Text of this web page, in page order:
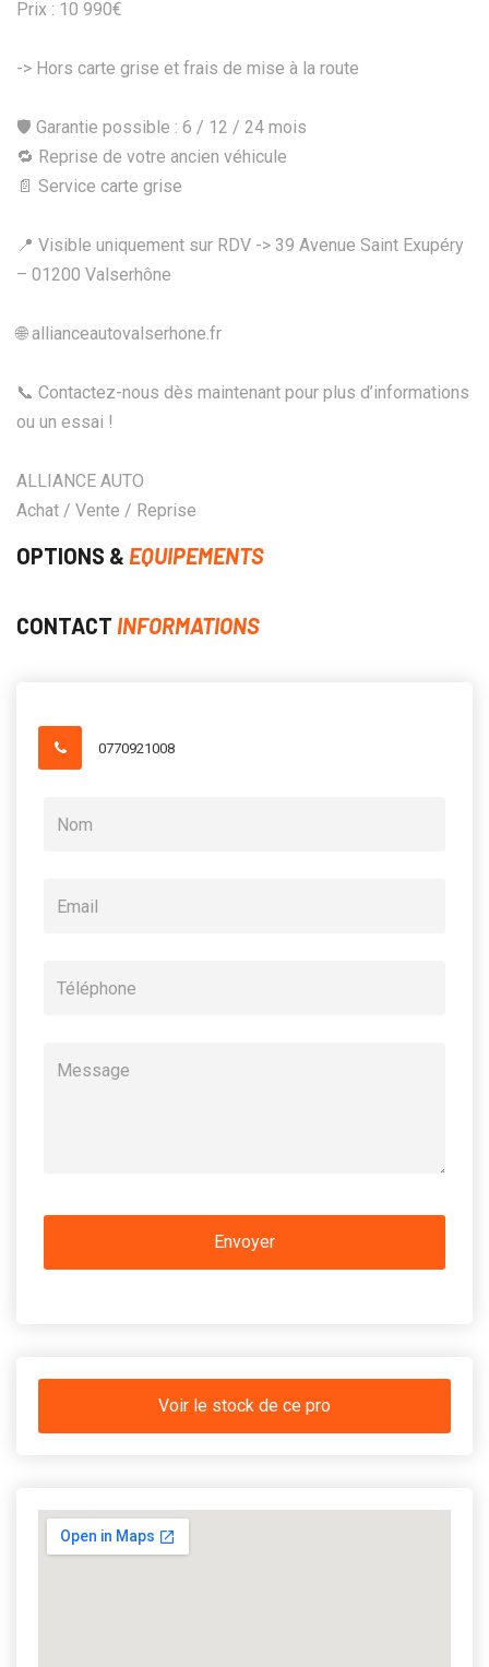
Prix : 10 990€
-> Hors carte grise et frais de mise à la route
🛡️ Garantie possible : 6 / 12 / 24 mois
🔁 Reprise de votre ancien véhicule
📄 Service carte grise
📍 Visible uniquement sur RDV -> 39 Avenue Saint Exupéry
– 01200 Valserhône
🌐 allianceautovalserhone.fr
📞 Contactez-nous dès maintenant pour plus d’informations
ou un essai !
ALLIANCE AUTO
Achat / Vente / Reprise
OPTIONS & EQUIPEMENTS
CONTACT INFORMATIONS
0770921008
Voir le stock de ce pro